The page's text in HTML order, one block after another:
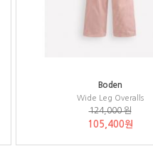
Boden
Wide Leg Overalls
124,000 원
105,400원